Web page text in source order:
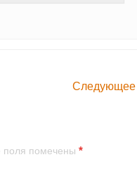
Следующее
поля помечены*